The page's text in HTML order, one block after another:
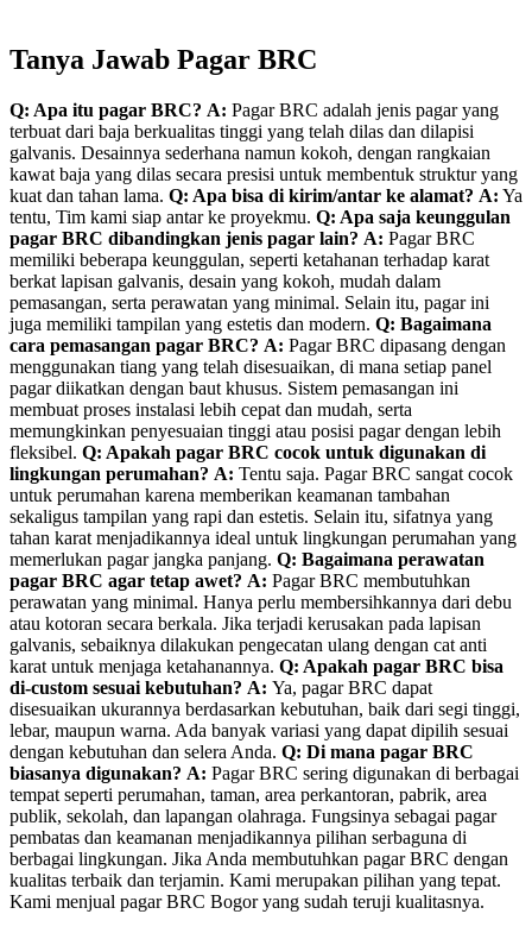
Tanya Jawab Pagar BRC
Q: Apa itu pagar BRC? A: Pagar BRC adalah jenis pagar yang
terbuat dari baja berkualitas tinggi yang telah dilas dan dilapisi
galvanis. Desainnya sederhana namun kokoh, dengan rangkaian
kawat baja yang dilas secara presisi untuk membentuk struktur yang
kuat dan tahan lama. Q: Apa bisa di kirim/antar ke alamat? A: Ya
tentu, Tim kami siap antar ke proyekmu. Q: Apa saja keunggulan
pagar BRC dibandingkan jenis pagar lain? A: Pagar BRC
memiliki beberapa keunggulan, seperti ketahanan terhadap karat
berkat lapisan galvanis, desain yang kokoh, mudah dalam
pemasangan, serta perawatan yang minimal. Selain itu, pagar ini
juga memiliki tampilan yang estetis dan modern. Q: Bagaimana
cara pemasangan pagar BRC? A: Pagar BRC dipasang dengan
menggunakan tiang yang telah disesuaikan, di mana setiap panel
pagar diikatkan dengan baut khusus. Sistem pemasangan ini
membuat proses instalasi lebih cepat dan mudah, serta
memungkinkan penyesuaian tinggi atau posisi pagar dengan lebih
fleksibel. Q: Apakah pagar BRC cocok untuk digunakan di
lingkungan perumahan? A: Tentu saja. Pagar BRC sangat cocok
untuk perumahan karena memberikan keamanan tambahan
sekaligus tampilan yang rapi dan estetis. Selain itu, sifatnya yang
tahan karat menjadikannya ideal untuk lingkungan perumahan yang
memerlukan pagar jangka panjang. Q: Bagaimana perawatan
pagar BRC agar tetap awet? A: Pagar BRC membutuhkan
perawatan yang minimal. Hanya perlu membersihkannya dari debu
atau kotoran secara berkala. Jika terjadi kerusakan pada lapisan
galvanis, sebaiknya dilakukan pengecatan ulang dengan cat anti
karat untuk menjaga ketahanannya. Q: Apakah pagar BRC bisa
di-custom sesuai kebutuhan? A: Ya, pagar BRC dapat
disesuaikan ukurannya berdasarkan kebutuhan, baik dari segi tinggi,
lebar, maupun warna. Ada banyak variasi yang dapat dipilih sesuai
dengan kebutuhan dan selera Anda. Q: Di mana pagar BRC
biasanya digunakan? A: Pagar BRC sering digunakan di berbagai
tempat seperti perumahan, taman, area perkantoran, pabrik, area
publik, sekolah, dan lapangan olahraga. Fungsinya sebagai pagar
pembatas dan keamanan menjadikannya pilihan serbaguna di
berbagai lingkungan. Jika Anda membutuhkan pagar BRC dengan
kualitas terbaik dan terjamin. Kami merupakan pilihan yang tepat.
Kami menjual pagar BRC Bogor yang sudah teruji kualitasnya.